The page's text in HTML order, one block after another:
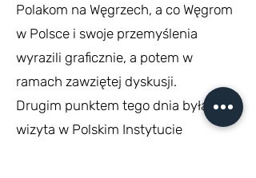
Polakom na Węgrzech, a co Węgrom
w Polsce i swoje przemyślenia
wyrazili graficznie, a potem w
ramach zawziętej dyskusji.
Drugim punktem tego dnia była zaś
wizyta w Polskim Instytucie